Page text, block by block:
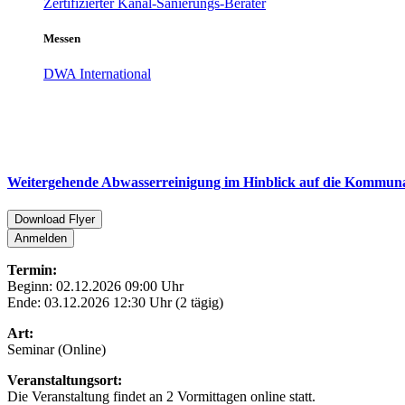
Messen
DWA International
Weitergehende Abwasserreinigung im Hinblick auf die
Download Flyer
Anmelden
Termin:
Beginn: 02.12.2026 09:00 Uhr
Ende: 03.12.2026 12:30 Uhr (2 tägig)
Art:
Seminar (Online)
Veranstaltungsort:
Die Veranstaltung findet an 2 Vormittagen online statt.